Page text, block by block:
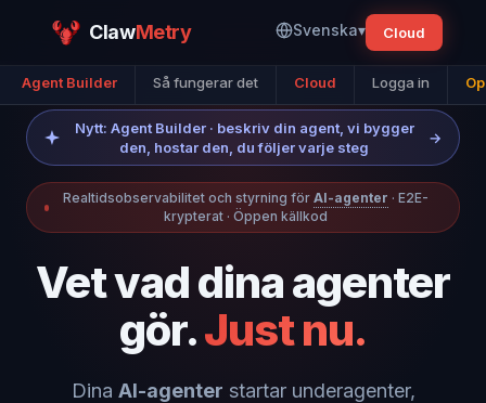
ClawMetry Svenska▾ Cloud
Agent Builder Så fungerar det Cloud Logga in
Nytt: Agent Builder · beskriv din agent, vi bygger
den, hostar den, du följer varje steg
→
Realtidsobservabilitet och styrning för AI-agenter · E2E-
krypterat · Öppen källkod
Vet vad dina agenter
gör.Just nu.
Dina AI-agenter startar underagenter,